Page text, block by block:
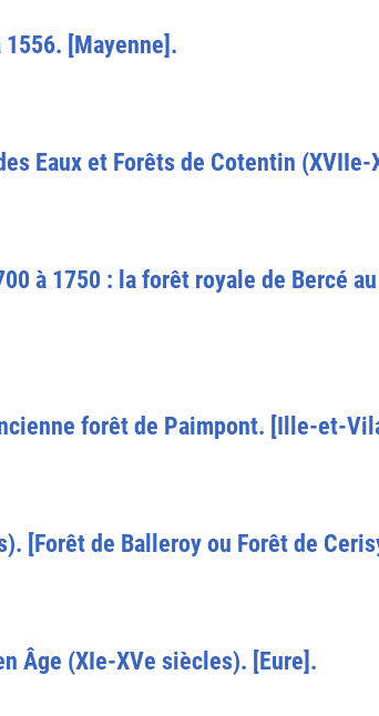
[Mayenne].
Eaux et Forêts de Cotentin
à 1750 : la forêt royale de Bercé
forêt de Paimpont. [Ille-et-
[Forêt de Balleroy ou Forêt de
Âge (XIe-XVe siècles). [Eure].